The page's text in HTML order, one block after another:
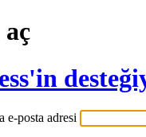
e-posta adresi